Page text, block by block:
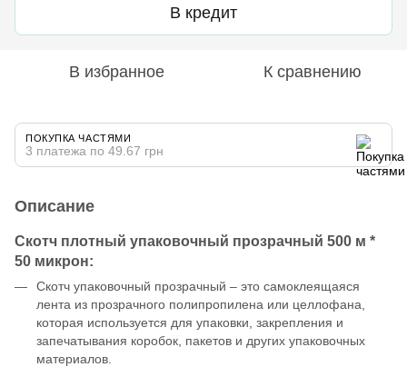
В кредит
В избранное К сравнению
ПОКУПКА ЧАСТЯМИ
3 платежа по 49.67 грн
Описание
Скотч плотный упаковочный прозрачный 500 м *
50 микрон:
Скотч упаковочный прозрачный – это самоклеящаяся
лента из прозрачного полипропилена или целлофана,
которая используется для упаковки, закрепления и
запечатывания коробок, пакетов и других упаковочных
материалов.